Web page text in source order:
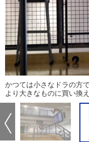
かつては小さなドラの方
より大きなものに買い換